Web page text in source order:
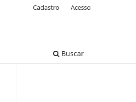
Buscar
Cadastro Acesso